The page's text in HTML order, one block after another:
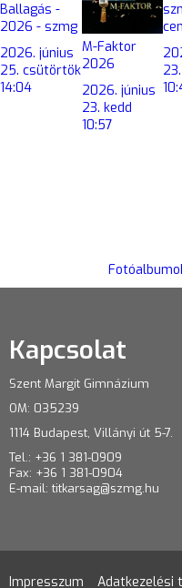
Ballagás -
2026 - szmg
2026. június
25. csütörtök
14:04
M-Faktor
2026
2026. június
23. kedd
10:57
Kapcsolat
Szent Margit Gimnázium
OM: 035239
1114 Budapest, Villányi út 5-7.
Tel.: +36 1 381-0909
Fax: +36 1 381-0904
E-mail: titkarsag@szmg.hu
Impresszum Adatkezelési